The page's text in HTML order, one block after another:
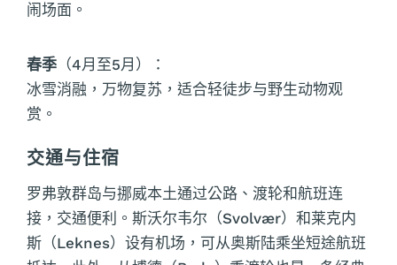
闹场面。
春季 （4月至5月）：
冰雪消融，万物复苏，适合轻徒步与野生动物观
赏。
交通与住宿
罗弗敦群岛与挪威本土通过公路、渡轮和航班连
接，交通便利。斯沃尔韦尔（Svolvær）和莱克内
斯（Leknes）设有机场，可从奥斯陆乘坐短途航班